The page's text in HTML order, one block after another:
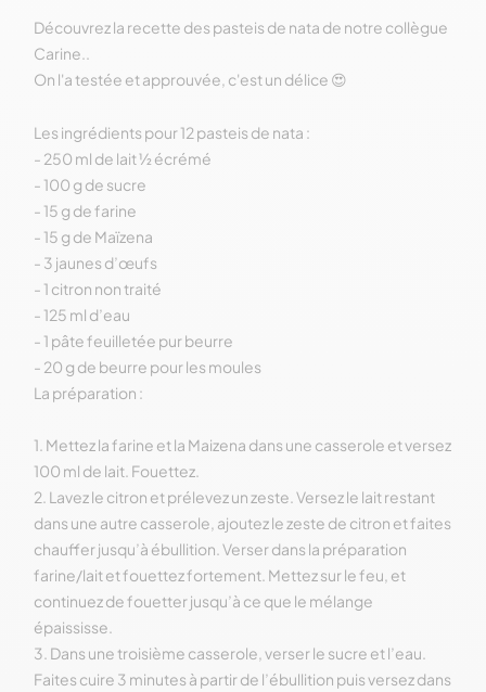
Découvrez la recette des pasteis de nata de notre collègue
Carine..
On l'a testée et approuvée, c'est un délice 😍
Les ingrédients pour 12 pasteis de nata :
- 250 ml de lait ½ écrémé
- 100 g de sucre
- 15 g de farine
- 15 g de Maïzena
- 3 jaunes d’œufs
- 1 citron non traité
- 125 ml d’eau
- 1 pâte feuilletée pur beurre
- 20 g de beurre pour les moules
La préparation :
1. Mettez la farine et la Maizena dans une casserole et versez
100 ml de lait. Fouettez.
2. Lavez le citron et prélevez un zeste. Versez le lait restant
dans une autre casserole, ajoutez le zeste de citron et faites
chauffer jusqu’à ébullition. Verser dans la préparation
farine/lait et fouettez fortement. Mettez sur le feu, et
continuez de fouetter jusqu’à ce que le mélange
épaississe.
3. Dans une troisième casserole, verser le sucre et l’eau.
Faites cuire 3 minutes à partir de l’ébullition puis versez dans